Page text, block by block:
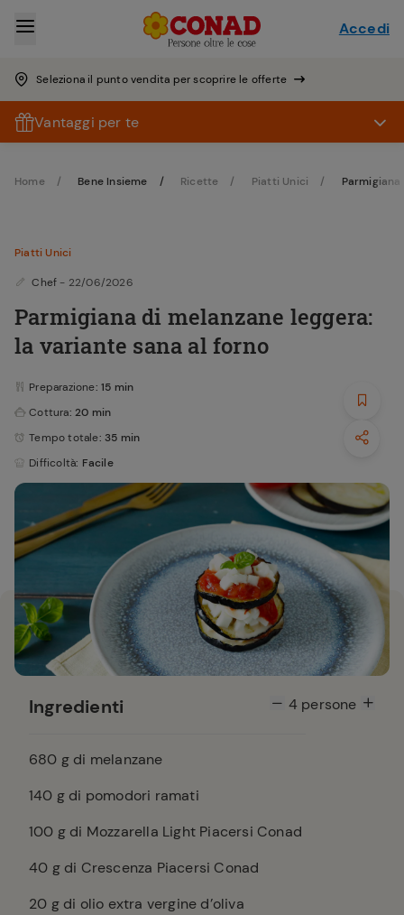
Seleziona il punto vendita per scoprire le offerte
Accedi
Vantaggi per te
Home Bene Insieme Ricette Piatti Unici
Piatti Unici
Chef - 22/06/2026
Parmigiana di melanzane leggera:
la variante sana al forno
Preparazione: 15 min
Cottura: 20 min
Tempo totale: 35 min
Difficoltà: Facile
Ingredienti 4persone
680 g di melanzane
140 g di pomodori ramati
100 g di Mozzarella Light Piacersi Conad
40 g di Crescenza Piacersi Conad
20 g di olio extra vergine d’oliva